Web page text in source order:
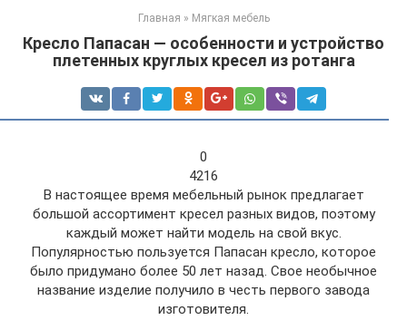
Главная » Мягкая мебель
Кресло Папасан — особенности и устройство
плетенных круглых кресел из ротанга
0
4216
В настоящее время мебельный рынок предлагает
большой ассортимент кресел разных видов, поэтому
каждый может найти модель на свой вкус.
Популярностью пользуется Папасан кресло, которое
было придумано более 50 лет назад. Свое необычное
название изделие получило в честь первого завода
изготовителя.